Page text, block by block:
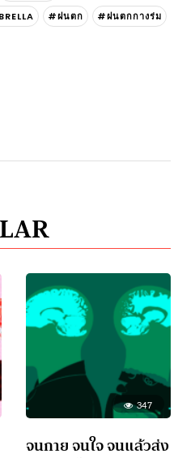
#ฝนตก
#ฝนตกกางร่ม
347
จนกาย จนใจ จนแล้วส่ง